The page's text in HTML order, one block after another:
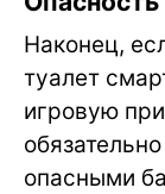
Наконец,
туалет
игровую
опасными